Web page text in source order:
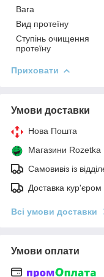
Вага
Вид протеїну
Ступінь очищення
протеїну
Приховати
Умови доставки
Нова Пошта
Магазини Rozetka
Самовивіз із
Доставка кур'єром
Всі умови доставки
Умови оплати